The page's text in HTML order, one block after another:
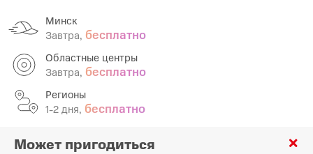
Минск
Завтра, бесплатно
Областные центры
Завтра, бесплатно
Регионы
1-2 дня, бесплатно
Может пригодиться